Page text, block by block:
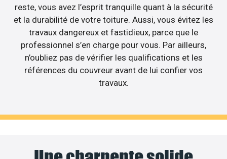
reste, vous avez l’esprit tranquille quant à la sécurité
et la durabilité de votre toiture. Aussi, vous évitez les
travaux dangereux et fastidieux, parce que le
professionnel s’en charge pour vous. Par ailleurs,
n’oubliez pas de vérifier les qualifications et les
références du couvreur avant de lui confier vos
travaux.